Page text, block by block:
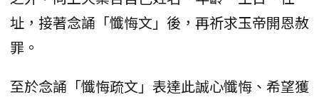
址，接著念誦「懺悔文」後，再祈求玉帝開恩赦
罪。
至於念誦「懺悔疏文」表達此誠心懺悔、希望獲